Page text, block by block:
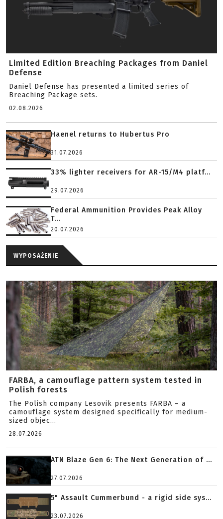
Limited Edition Breaching Packages from Daniel
Defense
Daniel Defense has presented a limited series of
Breaching Package sets.
02.08.2026
Haenel returns to Hubertus Pro
31.07.2026
33% lighter receivers for AR-15/M4 platf...
29.07.2026
Federal Ammunition Provides Peak Alloy
T...
20.07.2026
WYPOSAŻENIE
FARBA, a camouflage pattern system tested in
Polish forests
The Polish company Lesovik presents FARBA – a
camouflage system designed specifically for medium-
sized objec...
28.07.2026
ATN Blaze Gen 6: The Next Generation of ...
27.07.2026
5" Assault Cummerbund - a rigid side sys...
23.07.2026